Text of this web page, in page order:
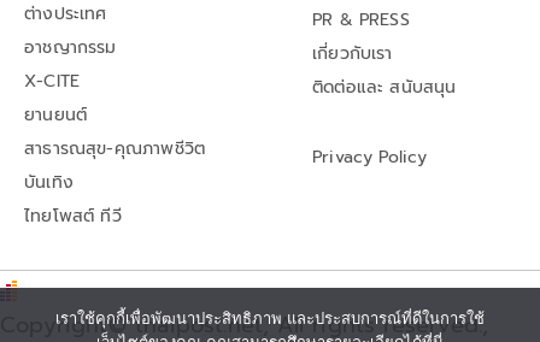
ต่างประเทศ
อาชญากรรม
X-CITE
ยานยนต์
สาธารณสุข-คุณภาพชีวิต
บันเทิง
ไทยโพสต์ ทีวี
PR & PRESS
เกี่ยวกับเรา
ติดต่อและ สนับสนุน
Privacy Policy
Copyright© thaipost.net, All rights reserved.,
เราใช้คุกกี้เพื่อพัฒนาประสิทธิภาพ และประสบการณ์ที่ดีในการใช้